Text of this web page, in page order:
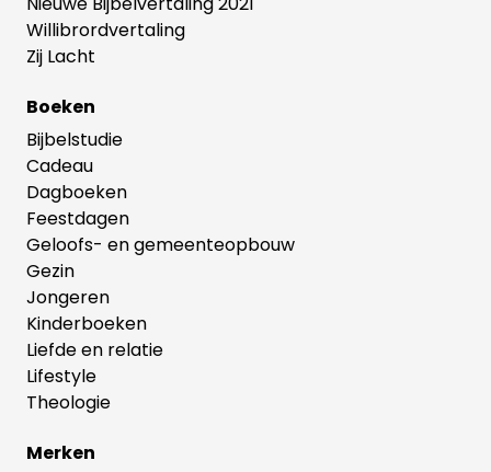
Willibrordvertaling
Zij Lacht
Boeken
Bijbelstudie
Cadeau
Dagboeken
Feestdagen
Geloofs- en gemeenteopbouw
Gezin
Jongeren
Kinderboeken
Liefde en relatie
Lifestyle
Theologie
Merken